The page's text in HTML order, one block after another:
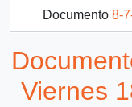
Documento 8-7-
Viernes